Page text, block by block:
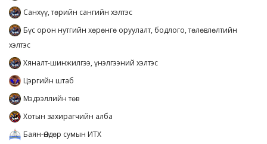
Санхүү, төрийн сангийн хэлтэс
Бүс орон нутгийн хөрөнгө оруулалт, бодлого, төлөвлөлтийн
хэлтэс
Хяналт-шинжилгээ, үнэлгээний хэлтэс
Цэргийн штаб
Мэдээллийн төв
Хотын захирагчийн алба
Баян-Өндөр сумын ИТХ